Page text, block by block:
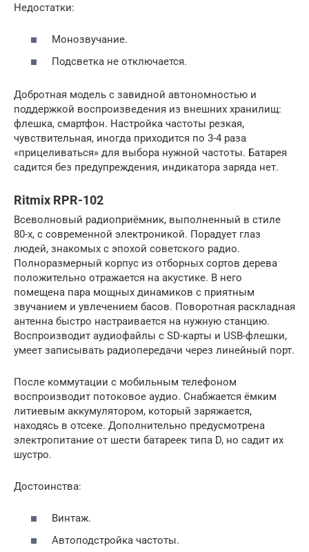
Недостатки:
Монозвучание.
Подсветка не отключается.
Добротная модель с завидной автономностью и
поддержкой воспроизведения из внешних хранилищ:
флешка, смартфон. Настройка частоты резкая,
чувствительная, иногда приходится по 3-4 раза
«прицеливаться» для выбора нужной частоты. Батарея
садится без предупреждения, индикатора заряда нет.
Ritmix RPR-102
Всеволновый радиоприёмник, выполненный в стиле
80-х, с современной электроникой. Порадует глаз
людей, знакомых с эпохой советского радио.
Полноразмерный корпус из отборных сортов дерева
положительно отражается на акустике. В него
помещена пара мощных динамиков с приятным
звучанием и увлечением басов. Поворотная раскладная
антенна быстро настраивается на нужную станцию.
Воспроизводит аудиофайлы с SD-карты и USB-флешки,
умеет записывать радиопередачи через линейный порт.
После коммутации с мобильным телефоном
воспроизводит потоковое аудио. Снабжается ёмким
литиевым аккумулятором, который заряжается,
находясь в отсеке. Дополнительно предусмотрена
электропитание от шести батареек типа D, но садит их
шустро.
Достоинства:
Винтаж.
Автоподстройка частоты.